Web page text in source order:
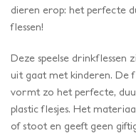
dieren erop: het perfecte
flessen!
Deze speelse drinkflessen
uit gaat met kinderen. De
vormt zo het perfecte,
plastic flesjes. Het
of stoot en geeft geen